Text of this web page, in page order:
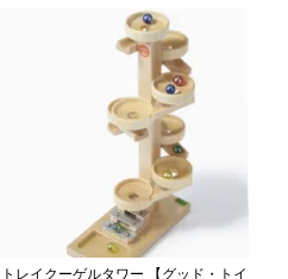
トレイクーゲルタワー 【グッド・トイ